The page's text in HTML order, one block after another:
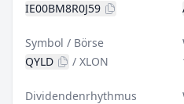
IE00BM8R0J59
Symbol / Börse
QYLD
/ XLON
Dividendenrhythmus